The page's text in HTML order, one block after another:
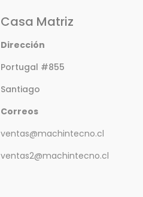
Casa Matriz
Dirección
Portugal #855
Santiago
Correos
ventas@machintecno.cl
ventas2@machintecno.cl